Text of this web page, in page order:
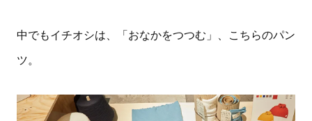
中でもイチオシは、「おなかをつつむ」、こちらのパン
ツ。